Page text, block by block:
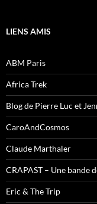
LIENS AMIS
ABM Paris
Africa Trek
Blog de Pierre Luc et
CaroAndCosmos
Claude Marthaler
CRAPAST – Une bande
Eric & The Trip